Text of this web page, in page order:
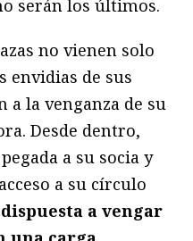
serán los últimos.
no vienen solo
envidias de sus
a la venganza de su
Desde dentro,
a su socia y
a su círculo
a vengar